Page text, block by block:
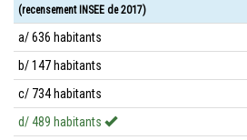
(recensement INSEE de 2017)
a/ 636 habitants
b/ 147 habitants
c/ 734 habitants
d/ 489 habitants